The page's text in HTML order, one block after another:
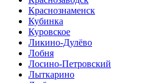
Краснознаменск
Кубинка
Куровское
Ликино-Дулёво
Лобня
Лосино-Петровский
Лыткарино